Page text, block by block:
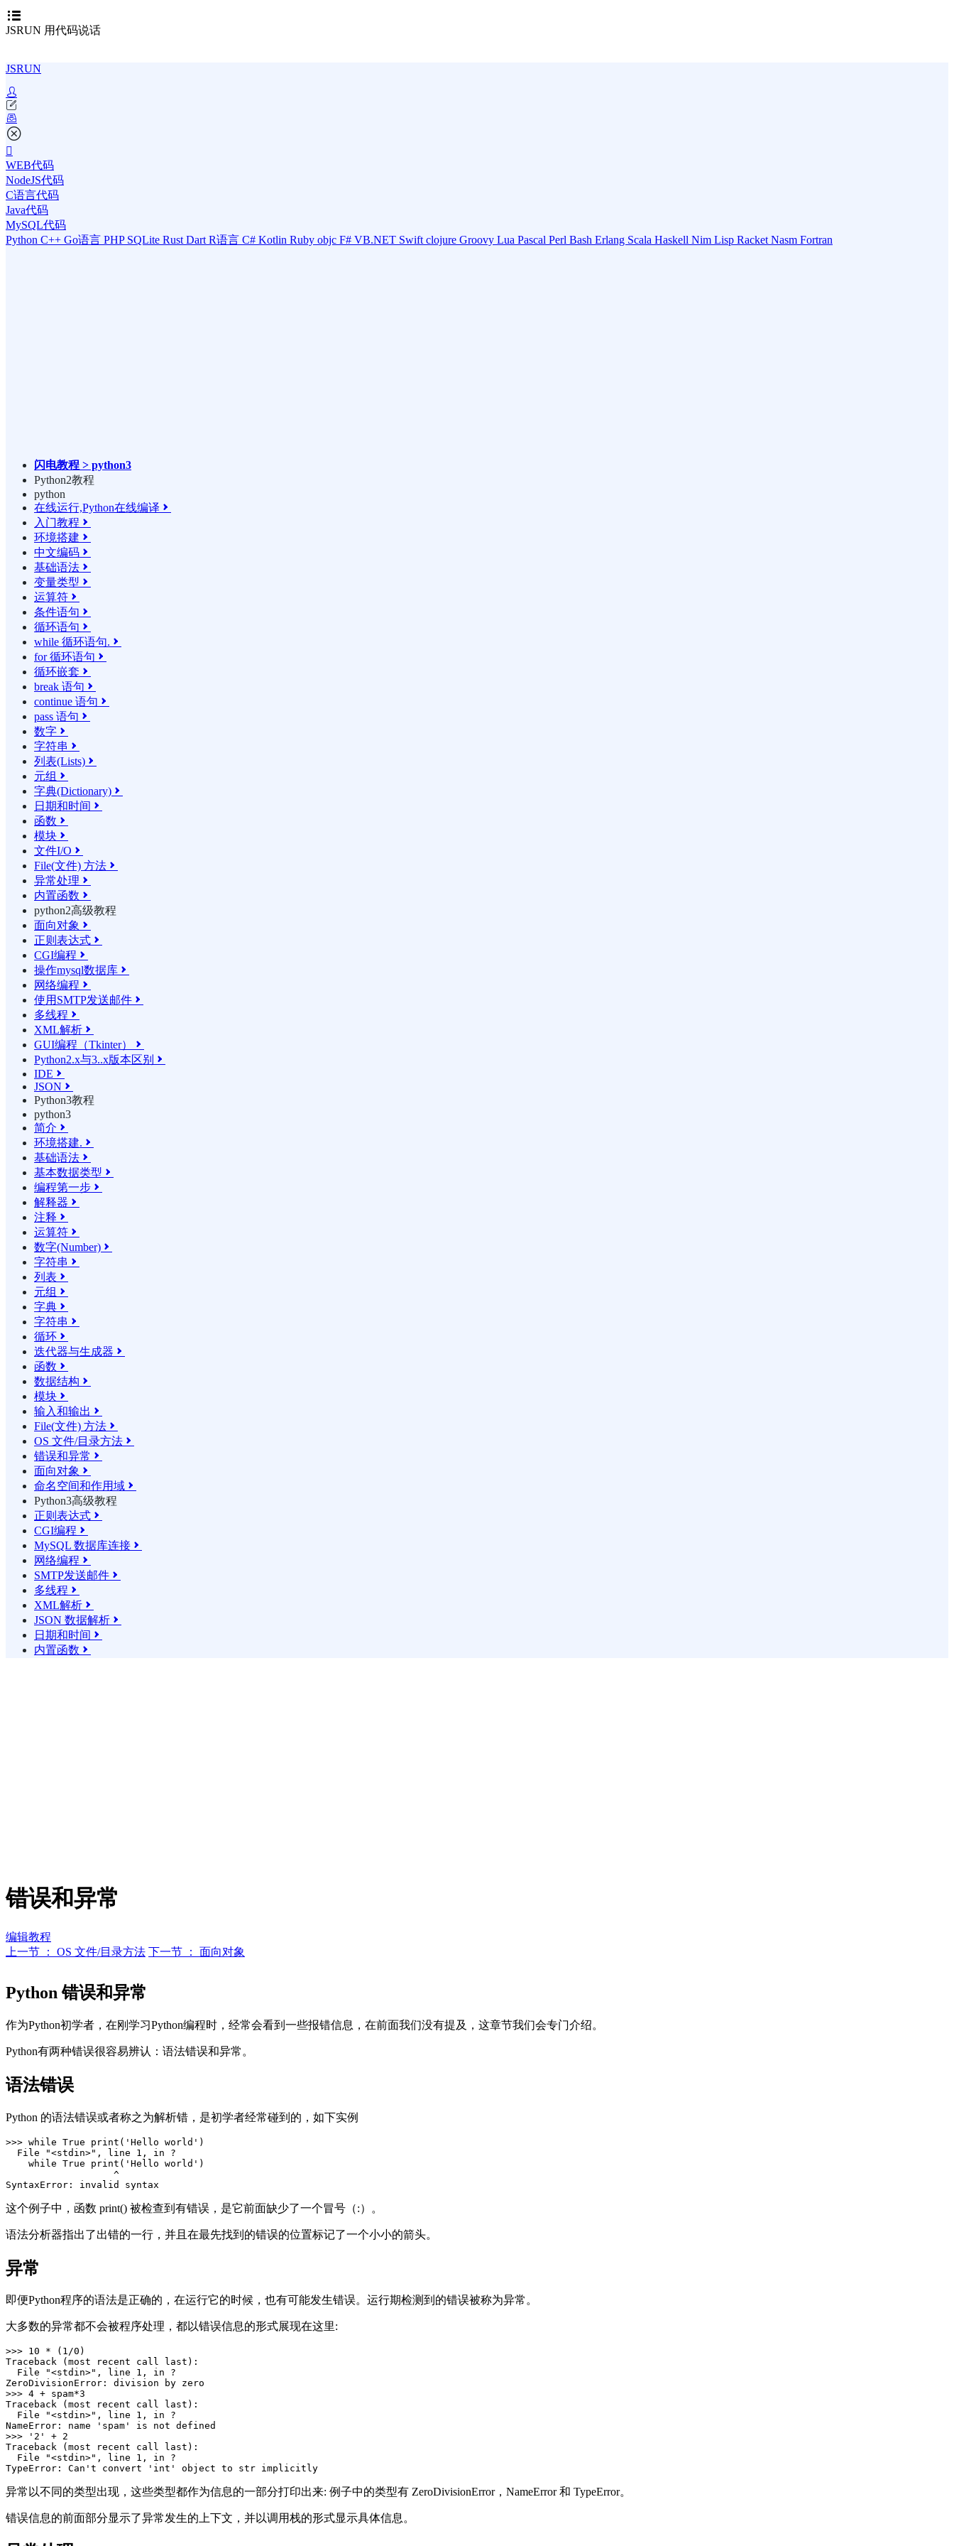
JSRUN 用代码说话
JSRUN
WEB代码
NodeJS代码
C语言代码
Java代码
MySQL代码
Python C++ Go语言 PHP SQLite Rust Dart R语言 C# Kotlin Ruby objc F# VB.NET Swift clojure Groovy Lua Pascal Perl Bash Erlang Scala Haskell Nim Lisp Racket Nasm Fortran
闪电教程 > python3
Python2教程
python
在线运行,Python在线编译 
入门教程 
环境搭建 
中文编码 
基础语法 
变量类型 
运算符 
条件语句 
循环语句 
while 循环语句. 
for 循环语句 
循环嵌套 
break 语句 
continue 语句 
pass 语句 
数字 
字符串 
列表(Lists) 
元组 
字典(Dictionary) 
日期和时间 
函数 
模块 
文件I/O 
File(文件) 方法 
异常处理 
内置函数 
python2高级教程
面向对象 
正则表达式 
CGI编程 
操作mysql数据库 
网络编程 
使用SMTP发送邮件 
多线程 
XML解析 
GUI编程（Tkinter） 
Python2.x与3..x版本区别 
IDE 
JSON 
Python3教程
python3
简介 
环境搭建. 
基础语法 
基本数据类型 
编程第一步 
解释器 
注释 
运算符 
数字(Number) 
字符串 
列表 
元组 
字典 
字符串 
循环 
迭代器与生成器 
函数 
数据结构 
模块 
输入和输出 
File(文件) 方法 
OS 文件/目录方法 
错误和异常 
面向对象 
命名空间和作用域 
Python3高级教程
正则表达式 
CGI编程 
MySQL 数据库连接 
网络编程 
SMTP发送邮件 
多线程 
XML解析 
JSON 数据解析 
日期和时间 
内置函数 
错误和异常
编辑教程
上一节 ： OS 文件/目录方法 下一节 ： 面向对象
Python 错误和异常
作为Python初学者，在刚学习Python编程时，经常会看到一些报错信息，在前面我们没有提及，这章节我们会专门介绍。
Python有两种错误很容易辨认：语法错误和异常。
语法错误
Python 的语法错误或者称之为解析错，是初学者经常碰到的，如下实例
>>> while True print('Hello world')
  File "<stdin>", line 1, in ?
    while True print('Hello world')
                   ^
这个例子中，函数 print() 被检查到有错误，是它前面缺少了一个冒号（:）。
语法分析器指出了出错的一行，并且在最先找到的错误的位置标记了一个小小的箭头。
异常
即便Python程序的语法是正确的，在运行它的时候，也有可能发生错误。运行期检测到的错误被称为异常。
大多数的异常都不会被程序处理，都以错误信息的形式展现在这里:
>>> 10 * (1/0)
Traceback (most recent call last):
  File "<stdin>", line 1, in ?
ZeroDivisionError: division by zero
>>> 4 + spam*3
Traceback (most recent call last):
  File "<stdin>", line 1, in ?
NameError: name 'spam' is not defined
>>> '2' + 2
Traceback (most recent call last):
  File "<stdin>", line 1, in ?
异常以不同的类型出现，这些类型都作为信息的一部分打印出来: 例子中的类型有 ZeroDivisionError，NameError 和 TypeError。
错误信息的前面部分显示了异常发生的上下文，并以调用栈的形式显示具体信息。